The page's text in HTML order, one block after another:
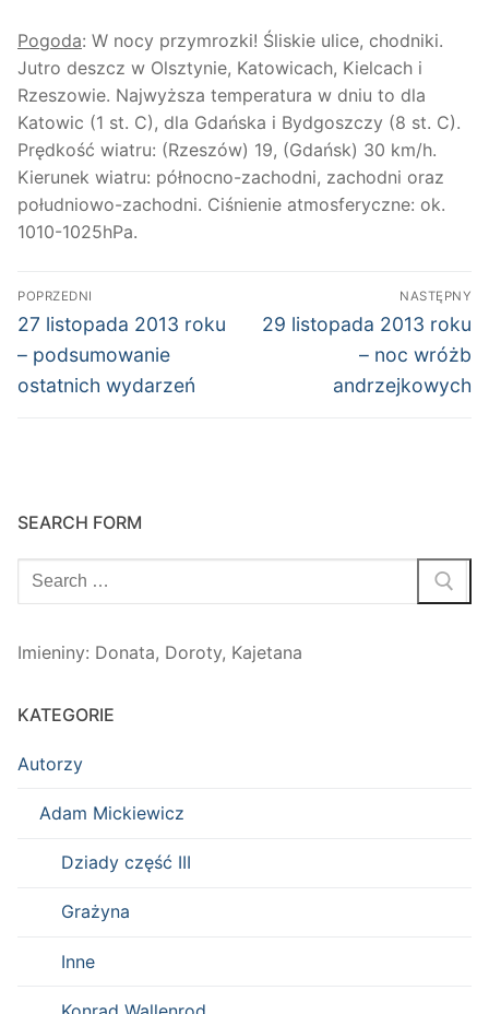
Pogoda: W nocy przymrozki! Śliskie ulice, chodniki.
Jutro deszcz w Olsztynie, Katowicach, Kielcach i
Rzeszowie. Najwyższa temperatura w dniu to dla
Katowic (1 st. C), dla Gdańska i Bydgoszczy (8 st. C).
Prędkość wiatru: (Rzeszów) 19, (Gdańsk) 30 km/h.
Kierunek wiatru: północno-zachodni, zachodni oraz
południowo-zachodni. Ciśnienie atmosferyczne: ok.
1010-1025hPa.
Nawigacja
wpisu
POPRZEDNI
Poprzedni
wpis:
27 listopada 2013 roku
– podsumowanie
ostatnich wydarzeń
NASTĘPNY
Następny
29 listopada 2013 roku
– noc wróżb
andrzejkowych
SEARCH FORM
Szukaj:
Imieniny: Donata, Doroty, Kajetana
KATEGORIE
Autorzy
Adam Mickiewicz
Dziady część III
Grażyna
Inne